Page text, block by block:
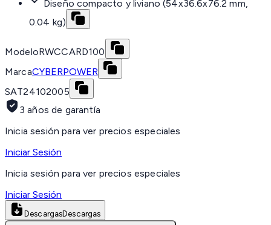
Diseño compacto y liviano (54x36.6x76.2 mm,
0.04 kg)
ModeloRWCCARD100
MarcaCYBERPOWER
SAT24102005
3 años de garantía
Inicia sesión para ver precios especiales
Iniciar Sesión
Inicia sesión para ver precios especiales
Iniciar Sesión
DescargasDescargas